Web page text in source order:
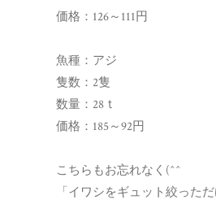
価格：126～111円
魚種：アジ
隻数：2隻
数量：28ｔ
価格：185～92円
こちらもお忘れなく(^^ゞ
「イワシをギュット絞った